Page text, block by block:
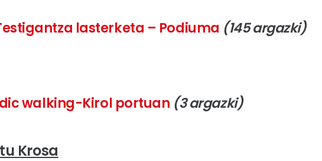
lasterketa – Podiuma (145 argazki)
walking-Kirol portuan (3 argazki)
Krosa